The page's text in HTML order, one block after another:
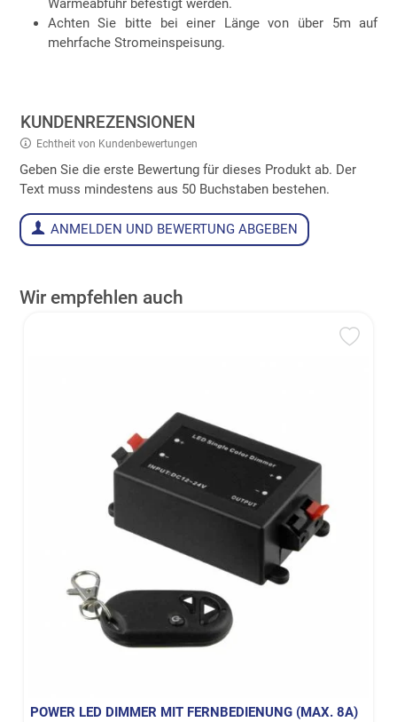
Wärmeabfuhr befestigt werden.
Achten Sie bitte bei einer Länge von über 5m auf
mehrfache Stromeinspeisung.
KUNDENREZENSIONEN
Echtheit von Kundenbewertungen
Geben Sie die erste Bewertung für dieses Produkt ab. Der
Text muss mindestens aus 50 Buchstaben bestehen.
ANMELDEN UND BEWERTUNG ABGEBEN
Wir empfehlen auch
POWER LED DIMMER MIT FERNBEDIENUNG (MAX. 8A)